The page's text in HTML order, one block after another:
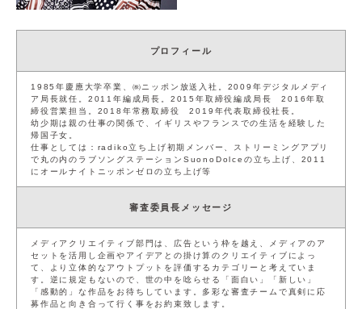
プライバシーポリシー セキュリティーポリシー
閉じる
プロフィール
1985年慶應大学卒業、㈱ニッポン放送入社。2009年デジタルメディ
ア局長就任。2011年編成局長。2015年取締役編成局長 2016年取
締役営業担当。2018年常務取締役 2019年代表取締役社長。
幼少期は親の仕事の関係で、イギリスやフランスでの生活を経験した
帰国子女。
仕事としては：radiko立ち上げ初期メンバー、ストリーミングアプリ
で丸の内のラブソングステーションSuonoDolceの立ち上げ、2011
にオールナイトニッポンゼロの立ち上げ等
審査委員長メッセージ
メディアクリエイティブ部門は、広告という枠を越え、メディアのア
セットを活用し企画やアイデアとの掛け算のクリエイティブによっ
て、より立体的なアウトプットを評価するカテゴリーと考えていま
す。逆に規定もないので、世の中を唸らせる「面白い」「新しい」
「感動的」な作品をお待ちしています。多彩な審査チームで真剣に応
募作品と向き合って行く事をお約束致します。